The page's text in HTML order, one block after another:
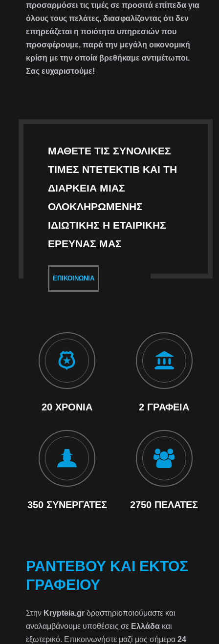
προσαρμόσει τις τιμές σε προσιτά επίπεδα για
όλους τους πελάτες, διασφαλίζοντας ότι δεν
επηρεάζεται η ποιότητα υπηρεσιών που
προσφέρουμε, παρά την μεγάλη οικονομική
κρίση με την οποία βρεθήκαμε αντιμέτωποι.
Σας ευχαριστούμε!
ΜΆΘΕΤΕ ΤΙΣ ΣΥΝΟΛΙΚΈΣ
ΤΙΜΈΣ ΝΤΕΤΈΚΤΙΒ ΚΑΙ ΤΗ
ΔΙΆΡΚΕΙΑ ΜΙΑΣ
ΟΛΟΚΛΗΡΩΜΈΝΗΣ
ΙΔΙΩΤΙΚΉΣ Η ΕΤΑΙΡΙΚΉΣ
ΈΡΕΥΝΑΣ ΜΑΣ
ΕΠΙΚΟΙΝΩΝΊΑ
20 ΧΡΌΝΙΑ 2 ΓΡΑΦΕΊΑ
350 ΣΥΝΕΡΓΆΤΕΣ 2750 ΠΕΛΆΤΕΣ
ΡΑΝΤΕΒΟΎ ΚΑΙ ΕΚΤΌΣ
ΓΡΑΦΕΊΟΥ
Στην Krypteia.gr δραστηριοποιούμαστε και
αναλαμβάνουμε υποθέσεις σε Ελλάδα και
εξωτερικό. Επικοινωνήστε μαζί μας σήμερα24